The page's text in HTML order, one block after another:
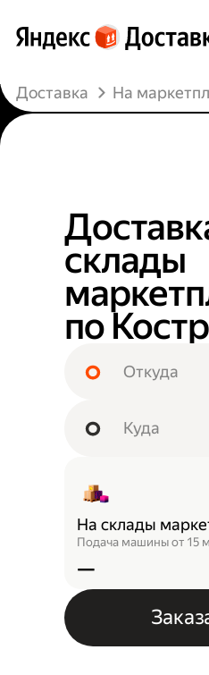
Доставка На
склады
по
На склады
Подача машины от 15
—